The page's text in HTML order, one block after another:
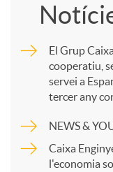
m
a
El Grup
cooperatiu,
servei a
tercer any
NEWS &
Caixa
l'economia